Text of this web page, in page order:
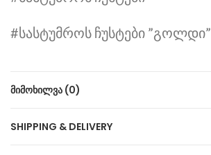
#სასტუმროს ჩუსტები ”გოლდი”
ᲛᲘᲛᲝᲮᲘᲚᲕᲐ (0)
SHIPPING & DELIVERY